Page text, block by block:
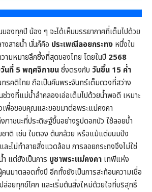
องทุกปี น้อง ๆ จะได้เห็นบรรยากาศที่เต็มไปด้วย
งสายน้ำ นั่นก็คือ ประเพณีลอยกระทง หนึ่งใน
ามหมายลึกซึ้งที่สุดของไทย โดยในปี 2568
นที่ 5 พฤศจิกายนซึ่งตรงกับ วันขึ้น 15 ค่ำ
รคติไทย ถือเป็นคืนพระจันทร์เต็มดวงที่สว่าง
วงที่แม่น้ำลำคลองเอ่อเต็มไปด้วยน้ำพอดี เหมาะ
พื่อขอบคุณและขอขมาต่อพระแม่คงคา
ภาชนะที่ประดิษฐ์ขึ้นอย่างรูปดอกบัว ใช้ลอยน้ำ
าติ เช่น ใบตอง ต้นกล้วย หรือแม้แต่ขนมปัง
ละไม่ทำลายสิ่งแวดล้อม การลอยกระทงจึงไม่ใช่
แต่ยังเป็นการ บูชาพระแม่คงคา เทพีแห่ง
นมาตลอดทั้งปี อีกทั้งยังเป็นการสะท้อนความเชื่อ
ล่อยทุกข์โศก และเริ่มต้นสิ่งใหม่ด้วยใจที่บริสุทธิ์